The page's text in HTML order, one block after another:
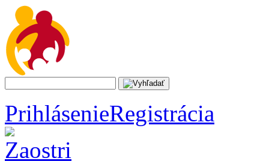
PrihlásenieRegistrácia